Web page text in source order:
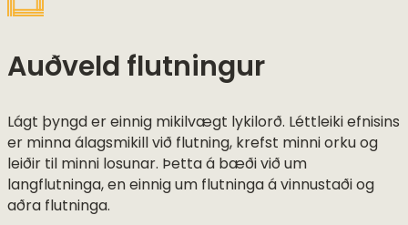
Auðveld flutningur
Lágt þyngd er einnig mikilvægt lykilorð. Léttleiki efnisins
er minna álagsmikill við flutning, krefst minni orku og
leiðir til minni losunar. Þetta á bæði við um
langflutninga, en einnig um flutninga á vinnustaði og
aðra flutninga.